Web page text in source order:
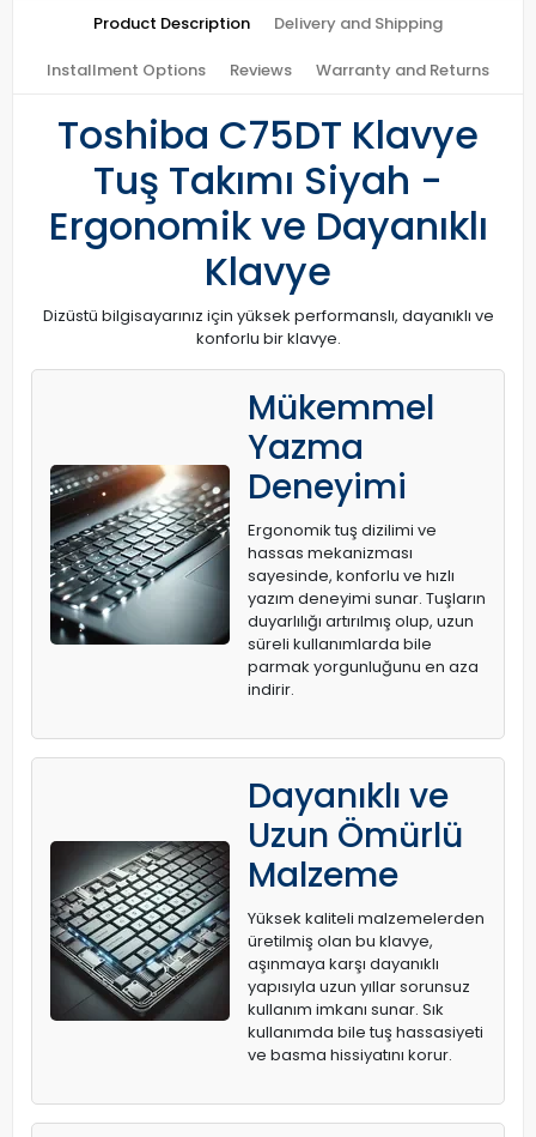
Product Description Delivery and Shipping
Installment Options Reviews Warranty and Returns
Toshiba C75DT Klavye
Tuş Takımı Siyah -
Ergonomik ve Dayanıklı
Klavye
Dizüstü bilgisayarınız için yüksek performanslı, dayanıklı ve
konforlu bir klavye.
Mükemmel
Yazma
Deneyimi
Ergonomik tuş dizilimi ve
hassas mekanizması
sayesinde, konforlu ve hızlı
yazım deneyimi sunar. Tuşların
duyarlılığı artırılmış olup, uzun
süreli kullanımlarda bile
parmak yorgunluğunu en aza
indirir.
Dayanıklı ve
Uzun Ömürlü
Malzeme
Yüksek kaliteli malzemelerden
üretilmiş olan bu klavye,
aşınmaya karşı dayanıklı
yapısıyla uzun yıllar sorunsuz
kullanım imkanı sunar. Sık
kullanımda bile tuş hassasiyeti
ve basma hissiyatını korur.